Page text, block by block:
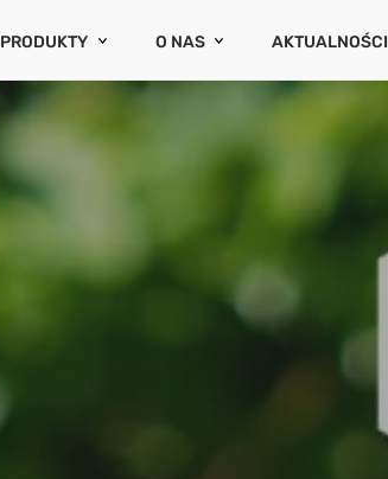
PRODUKTY
AVM CENATORIUM
OCENA ESG
BAZA CEN CENATORIUM
WYCENA PORTFELA NIERUCHOMOŚCI
O NAS AKTUALNOŚCI